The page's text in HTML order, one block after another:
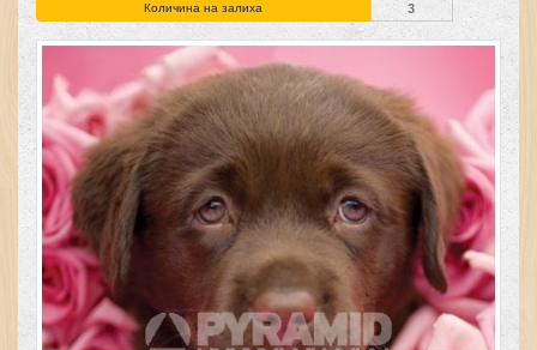
Количина на залиха 3